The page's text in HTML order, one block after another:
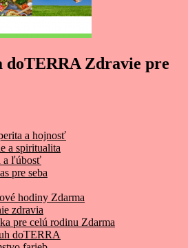
Zdravie pre
a hojnosť
a spiritualita
a ľúbosť
pre seba
hodiny Zdarma
zdravia
pre celú rodinu Zdarma
doTERRA